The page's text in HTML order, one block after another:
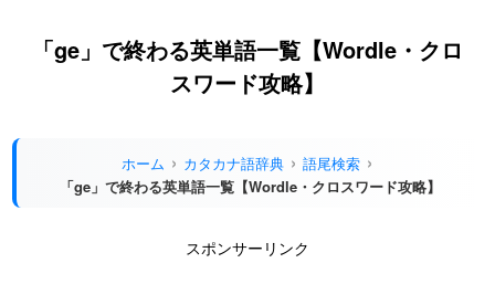
「ge」で終わる英単語一覧【Wordle・クロ
スワード攻略】
ホーム カタカナ語辞典
語尾検索
「ge」で終わる英単語一覧【Wordle・クロスワード攻略】
スポンサーリンク